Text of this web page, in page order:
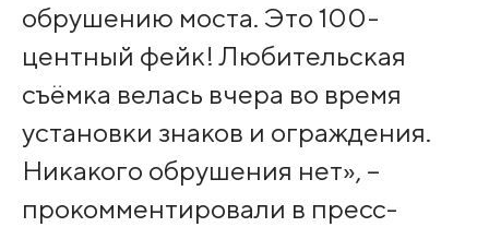
обрушению моста. Это 100-
центный фейк! Любительская
съёмка велась вчера во время
установки знаков и ограждения.
Никакого обрушения нет», –
прокомментировали в пресс-